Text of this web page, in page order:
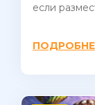
если